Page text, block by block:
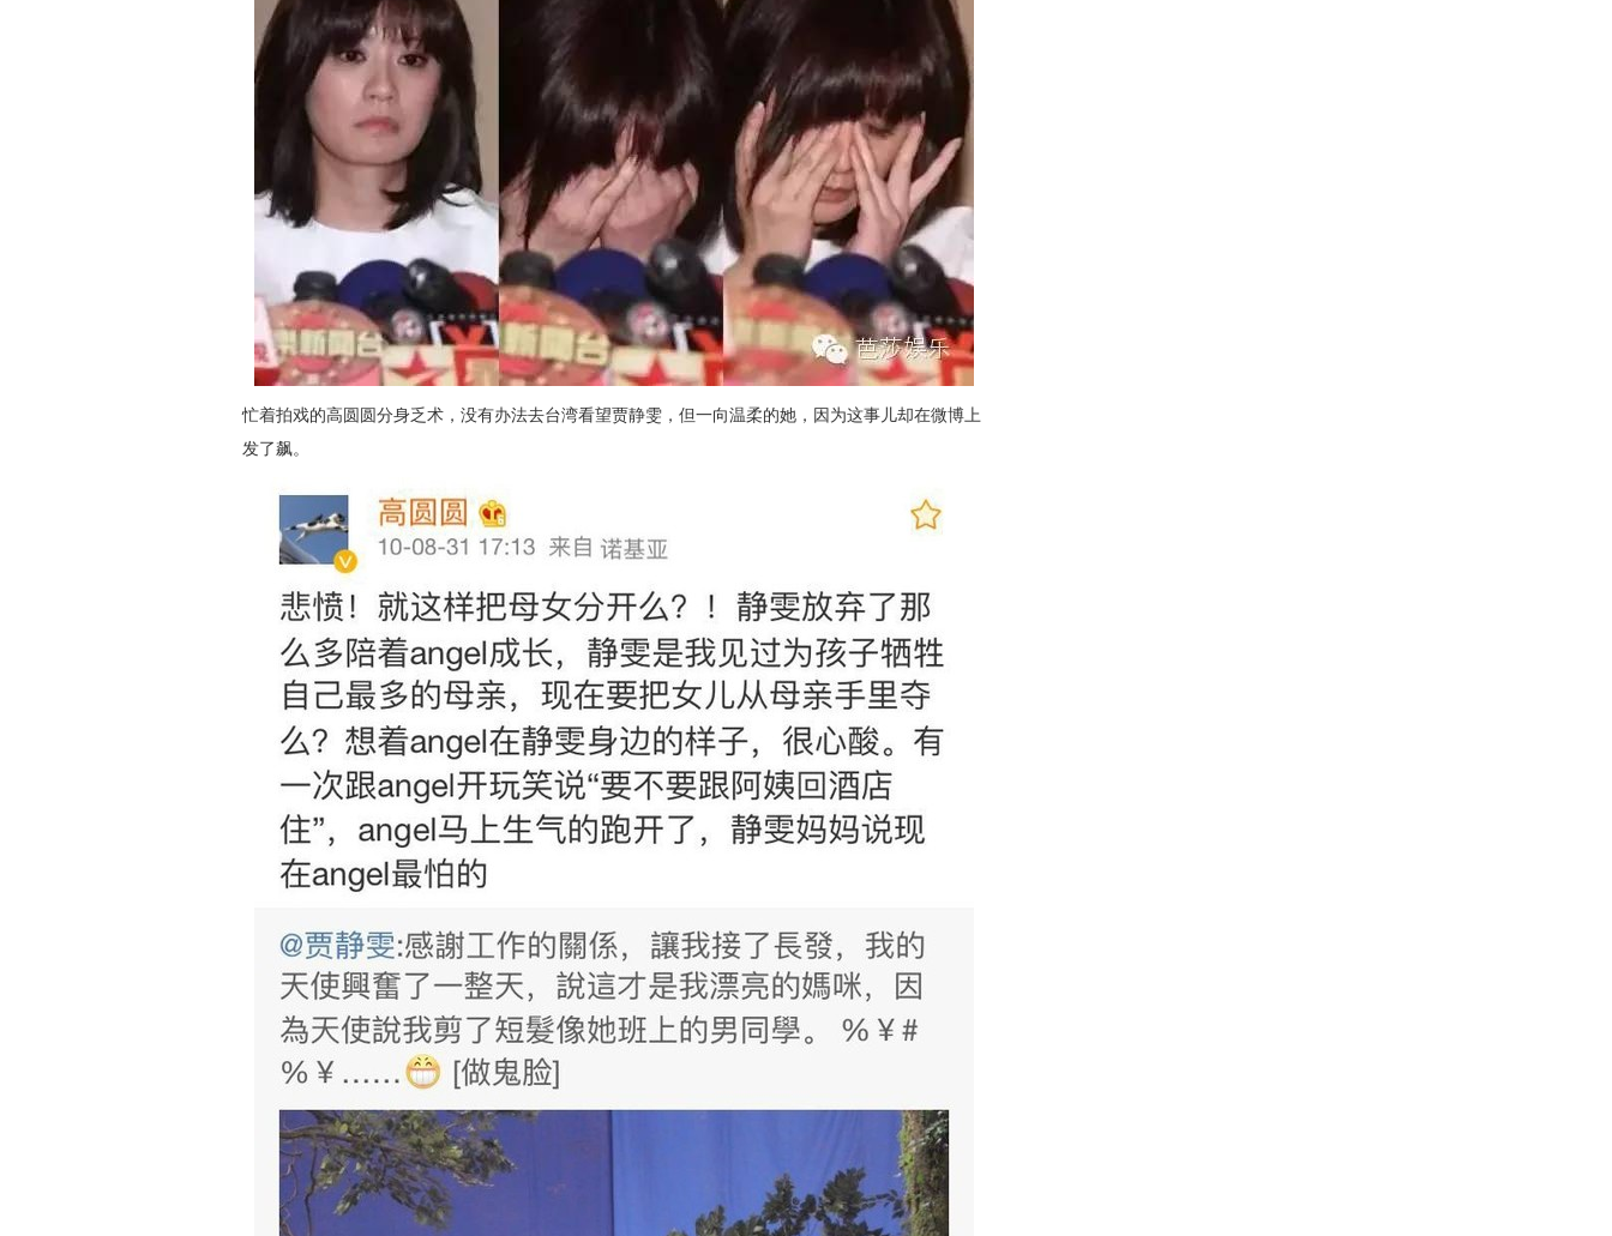
忙着拍戏的高圆圆分身乏术，没有办法去台湾看望贾静雯， 但一向温柔的她，因为这事儿却在微博上
发了飙。